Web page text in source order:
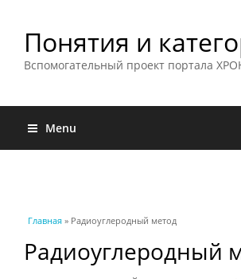
Понятия и
Вспомогательный проект портала
Menu
Вы здесь
Главная » Радиоуглеродный метод
Радиоуглеродный